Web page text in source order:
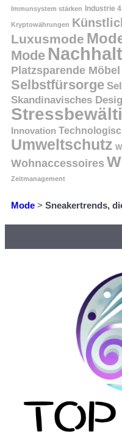
Immunsystem stärken Industrie
Kryptowährungen
Luxusmode
Mode
Platzsparende Möbel
Selbstfürsorge
Skandinavisches
Innovation
Umweltschutz
Wohnaccessoires
Zeitmanagement
Mode > Sneakertrends,